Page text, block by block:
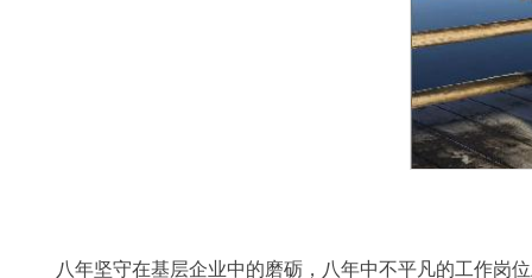
八年坚守在基层企业中的磨砺，八年中不平凡的工作岗